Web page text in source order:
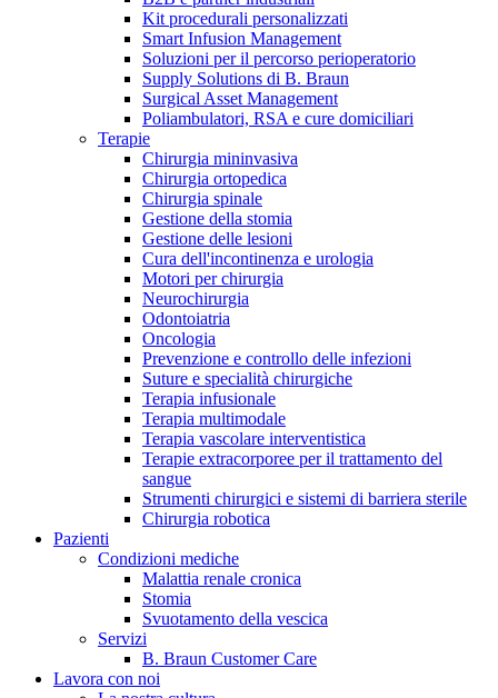
Catalogo prodotti
Trova il prodotto che stai cercando. Visita il catalogo B.
Braun con il nostro portfolio completo.
Hai domande o richieste? Scrivici per entrare subito in
contatto con un nostro referente.
Kit procedurali personalizzati
Smart Infusion Management
Soluzioni per il percorso perioperatorio
Supply Solutions di B. Braun
Surgical Asset Management
Poliambulatori, RSA e cure domiciliari
Terapie
Chirurgia mininvasiva
Chirurgia ortopedica
Chirurgia spinale
Gestione della stomia
Gestione delle lesioni
Cura dell'incontinenza e urologia
Motori per chirurgia
Neurochirurgia
Odontoiatria
Oncologia
Prevenzione e controllo delle infezioni
Suture e specialità chirurgiche
Terapia infusionale
Terapia multimodale
Terapia vascolare interventistica
Terapie extracorporee per il trattamento del
sangue
Strumenti chirurgici e sistemi di barriera sterile
Chirurgia robotica
Pazienti
Condizioni mediche
Malattia renale cronica
Stomia
Svuotamento della vescica
Servizi
B. Braun Customer Care
Lavora con noi